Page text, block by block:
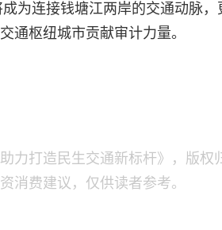
为连接钱塘江两岸的交通动脉
通枢纽城市贡献审计力量。
力打造民生交通新标杆》，版权
消费建议，仅供读者参考。